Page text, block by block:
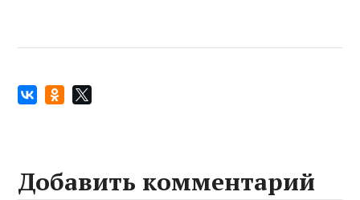
Добавить комментарий